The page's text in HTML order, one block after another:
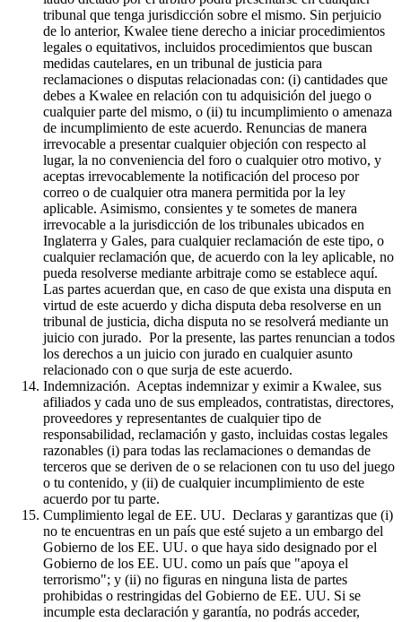
tribunal que tenga jurisdicción sobre el mismo. Sin perjuicio
de lo anterior, Kwalee tiene derecho a iniciar procedimientos
legales o equitativos, incluidos procedimientos que buscan
medidas cautelares, en un tribunal de justicia para
reclamaciones o disputas relacionadas con: (i) cantidades que
debes a Kwalee en relación con tu adquisición del juego o
cualquier parte del mismo, o (ii) tu incumplimiento o amenaza
de incumplimiento de este acuerdo. Renuncias de manera
irrevocable a presentar cualquier objeción con respecto al
lugar, la no conveniencia del foro o cualquier otro motivo, y
aceptas irrevocablemente la notificación del proceso por
correo o de cualquier otra manera permitida por la ley
aplicable. Asimismo, consientes y te sometes de manera
irrevocable a la jurisdicción de los tribunales ubicados en
Inglaterra y Gales, para cualquier reclamación de este tipo, o
cualquier reclamación que, de acuerdo con la ley aplicable, no
pueda resolverse mediante arbitraje como se establece aquí.
Las partes acuerdan que, en caso de que exista una disputa en
virtud de este acuerdo y dicha disputa deba resolverse en un
tribunal de justicia, dicha disputa no se resolverá mediante un
juicio con jurado. Por la presente, las partes renuncian a todos
los derechos a un juicio con jurado en cualquier asunto
relacionado con o que surja de este acuerdo.
Indemnización. Aceptas indemnizar y eximir a Kwalee, sus
afiliados y cada uno de sus empleados, contratistas, directores,
proveedores y representantes de cualquier tipo de
responsabilidad, reclamación y gasto, incluidas costas legales
razonables (i) para todas las reclamaciones o demandas de
terceros que se deriven de o se relacionen con tu uso del juego
o tu contenido, y (ii) de cualquier incumplimiento de este
acuerdo por tu parte.
Cumplimiento legal de EE. UU. Declaras y garantizas que (i)
no te encuentras en un país que esté sujeto a un embargo del
Gobierno de los EE. UU. o que haya sido designado por el
Gobierno de los EE. UU. como un país que "apoya el
terrorismo"; y (ii) no figuras en ninguna lista de partes
prohibidas o restringidas del Gobierno de EE. UU. Si se
incumple esta declaración y garantía, no podrás acceder,